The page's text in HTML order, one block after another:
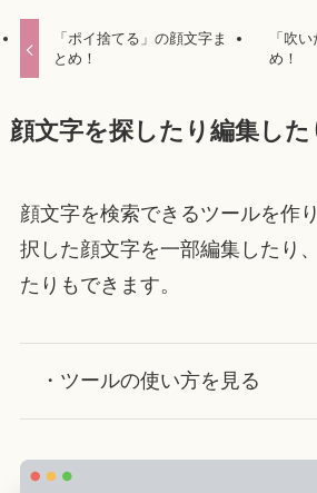
「ポイ捨てる」の顔文字ま
とめ！
「吹
め！
顔文字を探したり編集し
顔文字を検索できるツールを作
択した顔文字を一部編集したり
たりもできます。
・ツールの使い方を見る